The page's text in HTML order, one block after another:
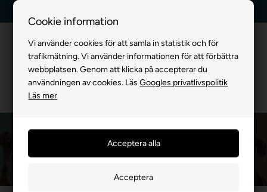
Cookie information
Vi använder cookies för att samla in statistik och för
trafikmätning. Vi använder informationen för att förbättra
webbplatsen. Genom att klicka på accepterar du
användningen av cookies. LäsGoogles privatlivspolitik
Läs mer
Wanpy
Framsida»MÄRKEVARA»Wanpy